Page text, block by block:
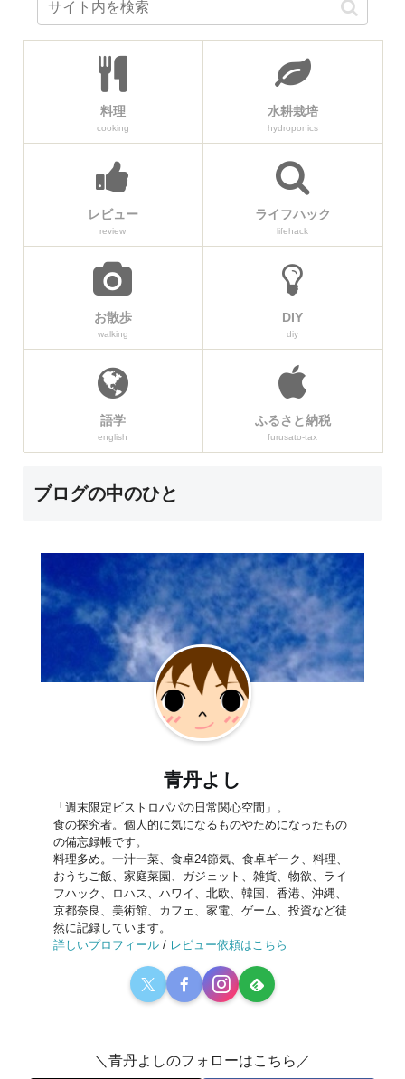
料理
cooking
水耕栽培
hydroponics
レビュー
review
ライフハック
lifehack
お散歩
walking
DIY
diy
語学
english
ふるさと納税
furusato-tax
ブログの中のひと
青丹よし
「週末限定ビストロパパの日常関心空間」。
食の探究者。個人的に気になるものやためになったもの
の備忘録帳です。
料理多め。一汁一菜、食卓24節気、食卓ギーク、料理、
おうちご飯、家庭菜園、ガジェット、雑貨、物欲、ライ
フハック、ロハス、ハワイ、北欧、韓国、香港、沖縄、
京都奈良、美術館、カフェ、家電、ゲーム、投資など徒
然に記録しています。
詳しいプロフィール / レビュー依頼はこちら
＼青丹よしのフォローはこちら／